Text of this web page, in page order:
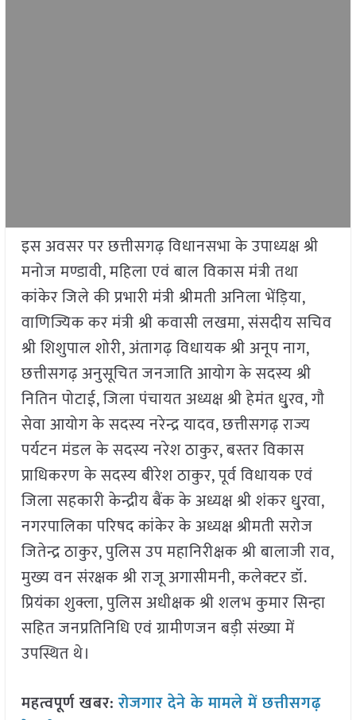
इस अवसर पर छत्तीसगढ़ विधानसभा के उपाध्यक्ष श्री
मनोज मण्डावी, महिला एवं बाल विकास मंत्री तथा
कांकेर जिले की प्रभारी मंत्री श्रीमती अनिला भेंड़िया,
वाणिज्यिक कर मंत्री श्री कवासी लखमा, संसदीय सचिव
श्री शिशुपाल शोरी, अंतागढ़ विधायक श्री अनूप नाग,
छत्तीसगढ़ अनुसूचित जनजाति आयोग के सदस्य श्री
नितिन पोटाई, जिला पंचायत अध्यक्ष श्री हेमंत धु्रव, गौ
सेवा आयोग के सदस्य नरेन्द्र यादव, छत्तीसगढ़ राज्य
पर्यटन मंडल के सदस्य नरेश ठाकुर, बस्तर विकास
प्राधिकरण के सदस्य बीरेश ठाकुर, पूर्व विधायक एवं
जिला सहकारी केन्द्रीय बैंक के अध्यक्ष श्री शंकर धु्रवा,
नगरपालिका परिषद कांकेर के अध्यक्ष श्रीमती सरोज
जितेन्द्र ठाकुर, पुलिस उप महानिरीक्षक श्री बालाजी राव,
मुख्य वन संरक्षक श्री राजू अगासीमनी, कलेक्टर डॉ.
प्रियंका शुक्ला, पुलिस अधीक्षक श्री शलभ कुमार सिन्हा
सहित जनप्रतिनिधि एवं ग्रामीणजन बड़ी संख्या में
उपस्थित थे।
महत्वपूर्ण खबर:रोजगार देने के मामले में छत्तीसगढ़